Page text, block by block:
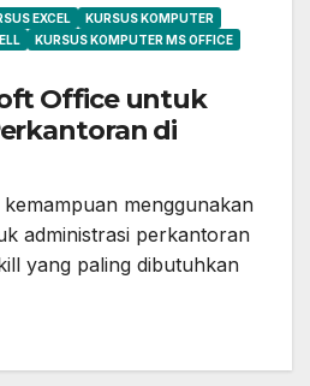
EXCEL
KURSUS KOMPUTER
KURSUS KOMPUTER MS OFFICE
Office untuk
di
menggunakan
administrasi perkantoran
yang paling dibutuhkan